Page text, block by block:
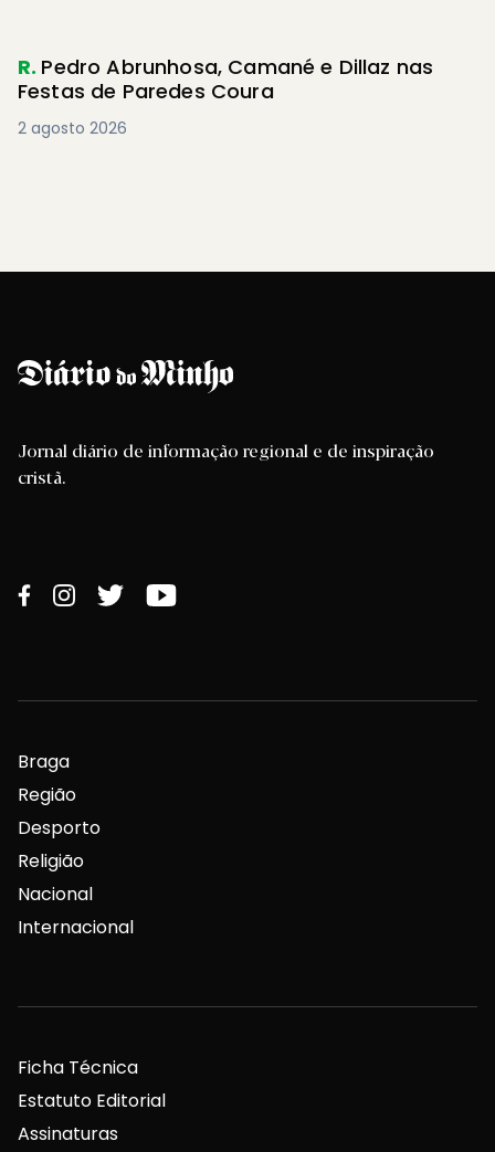
R. Pedro Abrunhosa, Camané e Dillaz nas
Festas de Paredes Coura
2 agosto 2026
Jornal diário de informação regional e de inspiração
cristã.
Braga
Região
Desporto
Religião
Nacional
Internacional
Ficha Técnica
Estatuto Editorial
Assinaturas